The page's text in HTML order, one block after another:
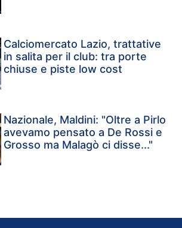
Calciomercato Lazio, trattative
in salita per il club: tra porte
chiuse e piste low cost
Nazionale, Maldini: "Oltre a Pirlo
avevamo pensato a De Rossi e
Grosso ma Malagò ci disse..."